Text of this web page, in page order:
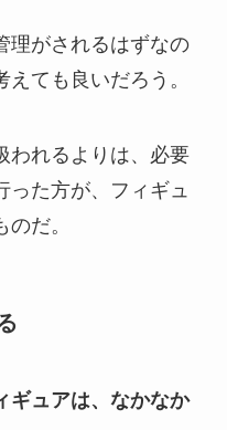
理がされるはずなの
ても良いだろう。
われるよりは、必要
った方が、フィギュ
だ。
ギュアは、なかなか